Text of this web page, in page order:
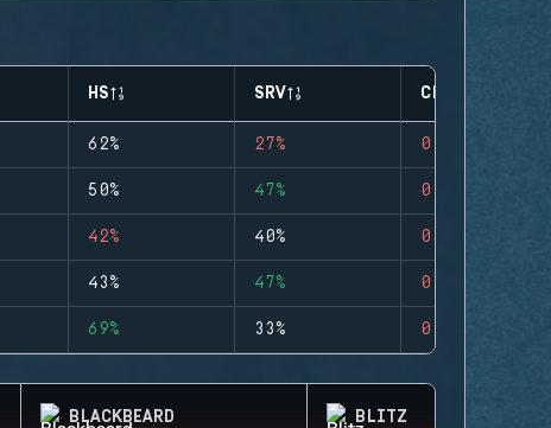
HS SRV CLUTCHES
62% 27% 0
50% 47% 0
42% 40% 0
43% 47% 0
69% 33% 0
BLACKBEARD BLITZ